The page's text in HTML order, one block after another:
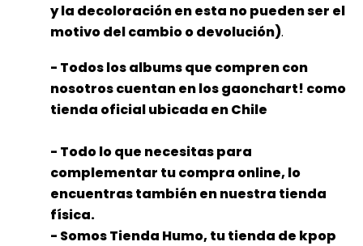
y la decoloración en esta no pueden ser el
motivo del cambio o devolución).
- Todos los albums que compren con
nosotros cuentan en los gaonchart! como
tienda oficial ubicada en Chile
- Todo lo que necesitas para
complementar tu compra online, lo
encuentras también en nuestra tienda
física.
- Somos Tienda Humo, tu tienda de kpop